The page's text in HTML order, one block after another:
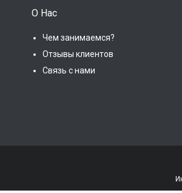
О Нас
Чем занимаемся?
Отзывы клиентов
Связь с нами